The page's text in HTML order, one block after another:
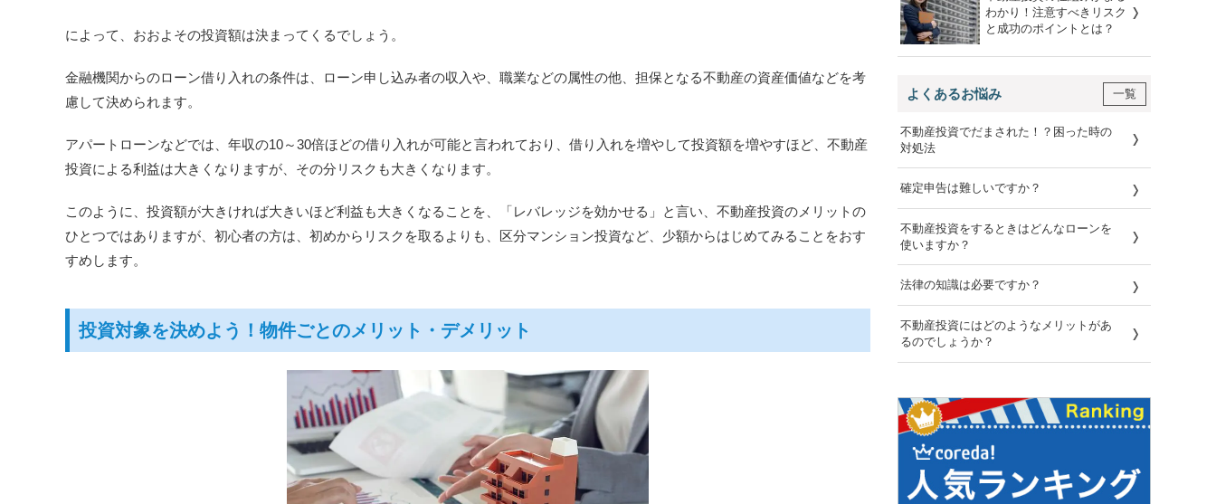
によって、おおよその投資額は決まってくるでしょう。
金融機関からのローン借り入れの条件は、ローン申し込み者の収入や、職業などの属性の他、担保となる不動産の資産価値などを考
慮して決められます。
アパートローンなどでは、年収の10～30倍ほどの借り入れが可能と言われており、借り入れを増やして投資額を増やすほど、不動産
投資による利益は大きくなりますが、その分リスクも大きくなります。
このように、投資額が大きければ大きいほど利益も大きくなることを、「レバレッジを効かせる」と言い、不動産投資のメリットの
ひとつではありますが、初心者の方は、初めからリスクを取るよりも、区分マンション投資など、少額からはじめてみることをおす
すめします。
投資対象を決めよう！物件ごとのメリット・デメリット
わかり！注意すべきリスク
と成功のポイントとは？
よくあるお悩み 一覧
不動産投資でだまされた！？困った時の
対処法
確定申告は難しいですか？
不動産投資をするときはどんなローンを
使いますか？
法律の知識は必要ですか？
不動産投資にはどのようなメリットがあ
るのでしょうか？